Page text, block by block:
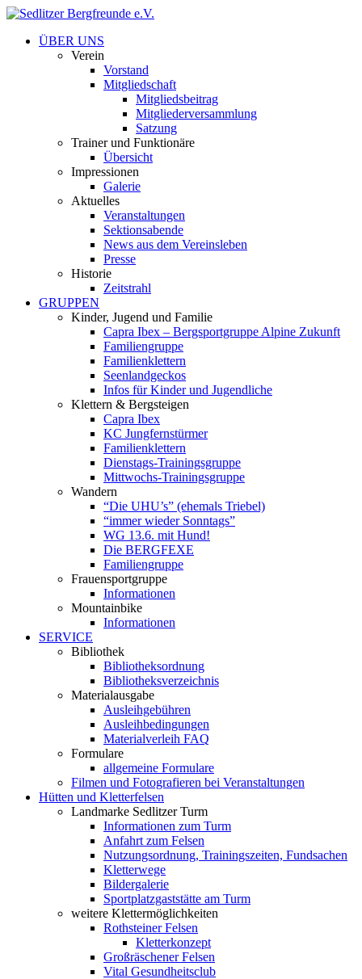
ÜBER UNS
Verein
Vorstand
Mitgliedschaft
Mitgliedsbeitrag
Mitgliederversammlung
Satzung
Trainer und Funktionäre
Übersicht
Impressionen
Galerie
Aktuelles
Veranstaltungen
Sektionsabende
News aus dem Vereinsleben
Presse
Historie
Zeitstrahl
GRUPPEN
Kinder, Jugend und Familie
Capra Ibex – Bergsportgruppe Alpine Zukunft
Familiengruppe
Familienklettern
Seenlandgeckos
Infos für Kinder und Jugendliche
Klettern & Bergsteigen
Capra Ibex
KC Jungfernstürmer
Familienklettern
Dienstags-Trainingsgruppe
Mittwochs-Trainingsgruppe
Wandern
“Die UHU’s” (ehemals Triebel)
“immer wieder Sonntags”
WG 13.6. mit Hund!
Die BERGFEXE
Familiengruppe
Frauensportgruppe
Informationen
Mountainbike
Informationen
SERVICE
Bibliothek
Bibliotheksordnung
Bibliotheksverzeichnis
Materialausgabe
Ausleihgebühren
Ausleihbedingungen
Materialverleih FAQ
Formulare
allgemeine Formulare
Filmen und Fotografieren bei Veranstaltungen
Hütten und Kletterfelsen
Landmarke Sedlitzer Turm
Informationen zum Turm
Anfahrt zum Felsen
Nutzungsordnung, Trainingszeiten, Fundsachen
Kletterwege
Bildergalerie
Sportplatzgaststätte am Turm
weitere Klettermöglichkeiten
Rothsteiner Felsen
Kletterkonzept
Großräschener Felsen
Vital Gesundheitsclub